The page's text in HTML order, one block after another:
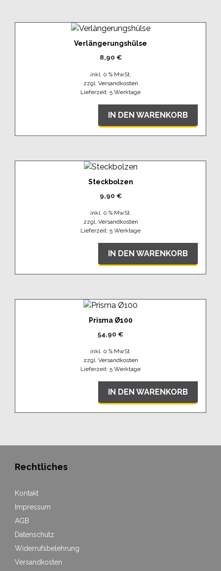
Verlängerungshülse
8,90 €
inkl. 0 % MwSt.
zzgl. Versandkosten
Lieferzeit: 5 Werktage
IN DEN WARENKORB
Steckbolzen
9,90 €
inkl. 0 % MwSt.
zzgl. Versandkosten
Lieferzeit: 5 Werktage
IN DEN WARENKORB
Prisma Ø100
54,90 €
inkl. 0 % MwSt.
zzgl. Versandkosten
Lieferzeit: 5 Werktage
IN DEN WARENKORB
Rechtliches
Kontakt
Impressum
AGB
Datenschutz
Widerrufsbelehrung
Versandkosten